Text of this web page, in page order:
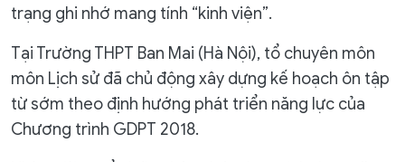
trạng ghi nhớ mang tính “kinh viện”.
Tại Trường THPT Ban Mai (Hà Nội), tổ chuyên môn
môn Lịch sử đã chủ động xây dựng kế hoạch ôn tập
từ sớm theo định hướng phát triển năng lực của
Chương trình GDPT 2018.